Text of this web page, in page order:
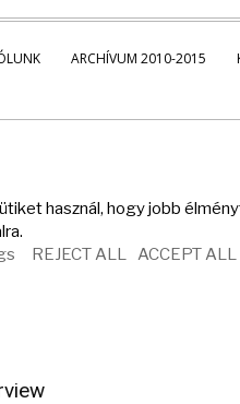
ARCHÍVUM 2010-2015
használ, hogy jobb
REJECT ALL ACCEPT ALL